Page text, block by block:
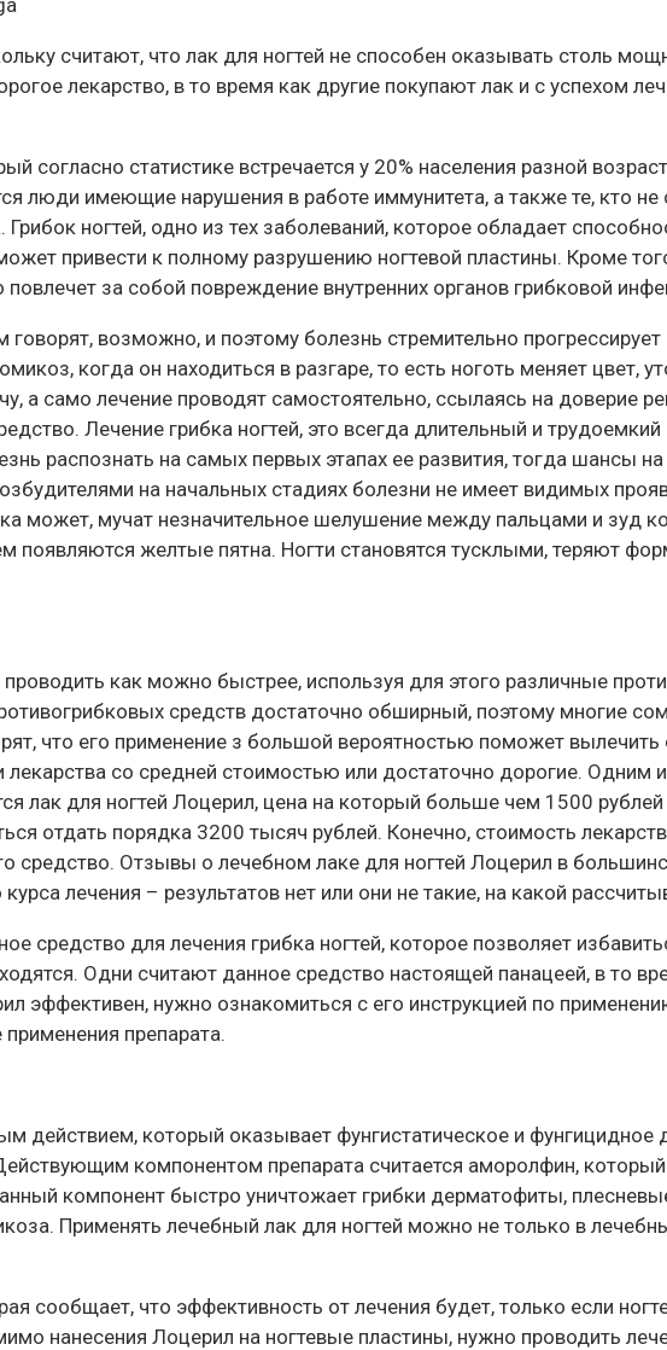
считают, что лак для ногтей не способен оказывать столь
лекарство, в то время как другие покупают лак и с успехом
статистике встречается у 20% населения разной
люди имеющие нарушения в работе иммунитета, а также те, кто не
ногтей, одно из тех заболеваний, которое обладает
привести к полному разрушению ногтевой пластины. Кроме
за собой повреждение внутренних органов грибковой
возможно, и поэтому болезнь стремительно
когда он находиться в разгаре, то есть ноготь меняет цвет,
а само лечение проводят самостоятельно, ссылаясь на доверие
Лечение грибка ногтей, это всегда длительный и
распознать на самых первых этапах ее развития, тогда шансы
на начальных стадиях болезни не имеет видимых
может, мучат незначительное шелушение между пальцами и зуд
появляются желтые пятна. Ногти становятся тусклыми, теряют
как можно быстрее, используя для этого различные
средств достаточно обширный, поэтому многие
что его применение з большой вероятностью поможет
лекарства со средней стоимостью или достаточно дорогие. Одним
лак для ногтей Лоцерил, цена на который больше чем 1500
отдать порядка 3200 тысяч рублей. Конечно, стоимость
средство. Отзывы о лечебном лаке для ногтей Лоцерил в
лечения – результатов нет или они не такие, на какой
средство для лечения грибка ногтей, которое позволяет
Одни считают данное средство настоящей панацеей, в то
эффективен, нужно ознакомиться с его инструкцией по
препарата.
действием, который оказывает фунгистатическое и фунгицидное
компонентом препарата считается аморолфин,
компонент быстро уничтожает грибки дерматофиты,
Применять лечебный лак для ногтей можно не только в
сообщает, что эффективность от лечения будет, только если
нанесения Лоцерил на ногтевые пластины, нужно проводить